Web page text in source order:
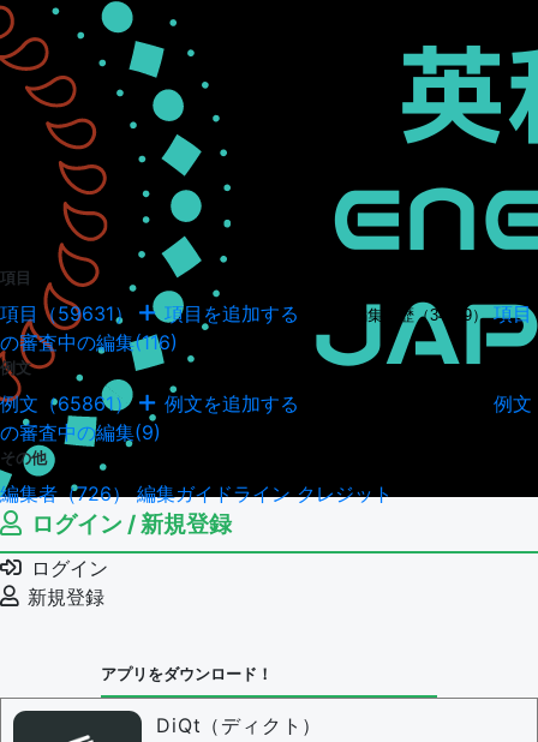
項目
項目（59631） 項目を追加する 項目の編集履歴（34949） 項目
の審査中の編集(116)
例文
例文（65861） 例文を追加する
例文
の審査中の編集(9)
その他
編集者（726）編集ガイドラインクレジット
ログイン / 新規登録
ログイン
新規登録
アプリをダウンロード！
DiQt（ディクト）